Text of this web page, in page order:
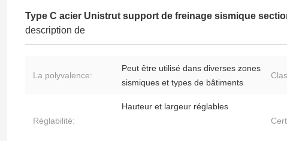
Type C acier Unistrut support de freinage sismique
description de
La polyvalence:
Peut être utilisé dans diverses zones
sismiques et types de bâtiments
Réglabilité:
Hauteur et largeur réglables